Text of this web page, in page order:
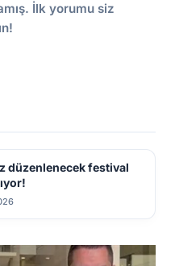
İlk yorumu siz
düzenlenecek festival